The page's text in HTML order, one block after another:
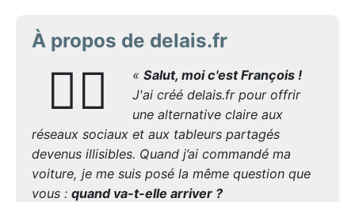
À propos de delais.fr
🙋‍♂️ « Salut, moi c'est François !
J'ai créé delais.fr pour offrir
une alternative claire aux
réseaux sociaux et aux tableurs partagés
devenus illisibles. Quand j’ai commandé ma
voiture, je me suis posé la même question que
vous : quand va-t-elle arriver ?